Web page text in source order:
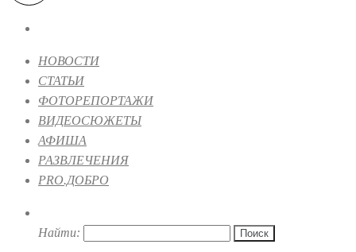
НОВОСТИ
СТАТЬИ
ФОТОРЕПОРТАЖИ
ВИДЕОСЮЖЕТЫ
АФИША
РАЗВЛЕЧЕНИЯ
PRO.ДОБРО
Найти: